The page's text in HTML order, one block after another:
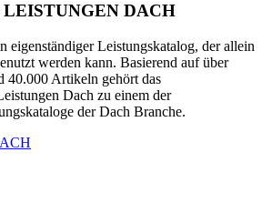
LEISTUNGEN DACH
eigenständiger Leistungskatalog, der allein
werden kann. Basierend auf über
40.000 Artikeln gehört das
Dach zu einem der
der Dach Branche.